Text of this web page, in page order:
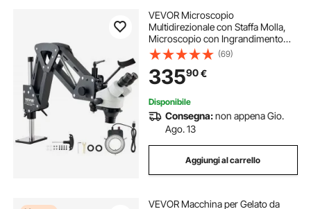
VEVOR Microscopio
Multidirezionale con Staffa Molla,
Microscopio con Ingrandimento
7X-45X, per Micro Gioielli Intarsiati
con Luce LED Anello USB Integrata,
Microscopio Kit per Intarsi Gioielli
(69)
33590€
Disponibile
Consegna:non appena Gio.
Ago. 13
Aggiungi al carrello
VEVOR Macchina per Gelato da